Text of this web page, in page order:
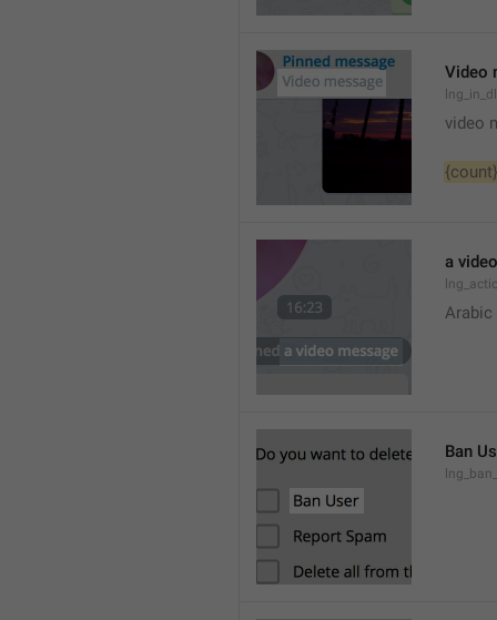
Video
video
{count}
a
Arabic
Ban